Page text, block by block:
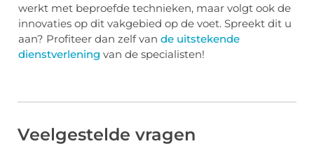
werkt met beproefde technieken, maar volgt ook de
innovaties op dit vakgebied op de voet. Spreekt dit u
aan? Profiteer dan zelf van de uitstekende
dienstverlening van de specialisten!
Veelgestelde vragen